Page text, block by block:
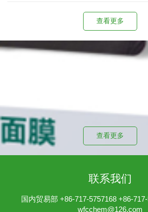
查看更多
查看更多
联系我们
国内贸易部 +86-717-5757168 +86-
wfcchem@126.com